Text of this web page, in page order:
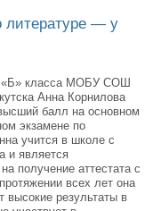
— у
«Б» класса МОБУ СОШ
Анна Корнилова
балл на основном
экзамене по
учится в школе с
и является
получение аттестата с
всех лет она
высокие результаты в